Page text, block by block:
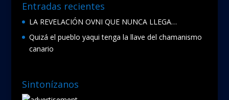
Entradas recientes
LA REVELACIÓN OVNI QUE NUNCA LLEGA…
Quizá el pueblo yaqui tenga la llave del chamanismo
canario
Sintonízanos